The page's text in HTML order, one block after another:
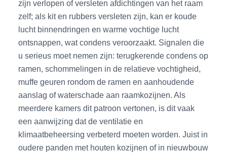
zijn verlopen of versleten afdichtingen van het raam
zelf; als kit en rubbers versleten zijn, kan er koude
lucht binnendringen en warme vochtige lucht
ontsnappen, wat condens veroorzaakt. Signalen die
u serieus moet nemen zijn: terugkerende condens op
ramen, schommelingen in de relatieve vochtigheid,
muffe geuren rondom de ramen en aanhoudende
aanslag of waterschade aan raamkozijnen. Als
meerdere kamers dit patroon vertonen, is dit vaak
een aanwijzing dat de ventilatie en
klimaatbeheersing verbeterd moeten worden. Juist in
oudere panden met houten kozijnen of in nieuwbouw